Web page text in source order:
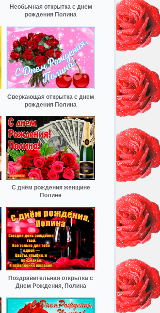
Необычная открытка с днем
рождения Полина
Сверкающая открытка с днем
рождения Полина
С днём рождения женщине
Полине
Поздравительная открытка с
Днем Рождения, Полина